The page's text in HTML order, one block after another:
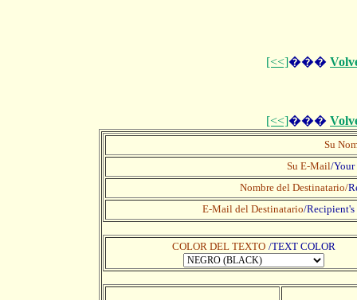
[<<]���
[<<]���
Su
Su E-Mail/Your
Nombre del Destinatario/
E-Mail del Destinatario/
COLOR DEL TEXTO /TEXT COLOR